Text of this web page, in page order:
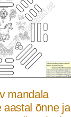
mandala
aastal õnne ja